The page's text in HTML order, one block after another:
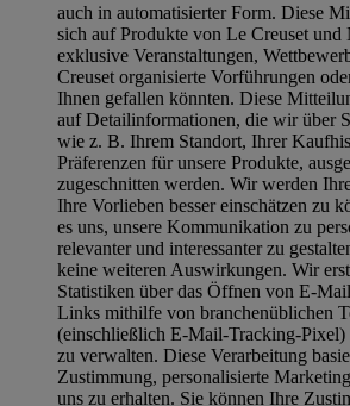
auch in automatisierter Form. Diese
sich auf Produkte von Le Creuset und
exklusive Veranstaltungen,
Creuset organisierte Vorführungen
Ihnen gefallen könnten. Diese
auf Detailinformationen, die wir über
wie z. B. Ihrem Standort, Ihrer
Präferenzen für unsere Produkte,
zugeschnitten werden. Wir werden
Ihre Vorlieben besser einschätzen zu
es uns, unsere Kommunikation zu
relevanter und interessanter zu
keine weiteren Auswirkungen. Wir
Statistiken über das Öffnen von E-
Links mithilfe von branchenüblichen
(einschließlich E-Mail-Tracking-Pixel)
zu verwalten. Diese Verarbeitung
Zustimmung, personalisierte
uns zu erhalten. Sie können Ihre